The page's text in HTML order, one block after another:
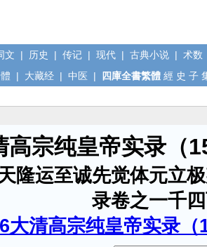
文 | 历史 | 传记 | 现代 | 古典小说 | 术数
| 大藏经 | 中医 | 四庫全書繁體 經 史 子
高宗纯皇帝实录（
隆运至诚先觉体元立
录卷之一千
大清高宗纯皇帝实录